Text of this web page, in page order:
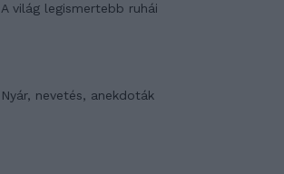
A világ legismertebb ruhái
Nyár, nevetés, anekdoták